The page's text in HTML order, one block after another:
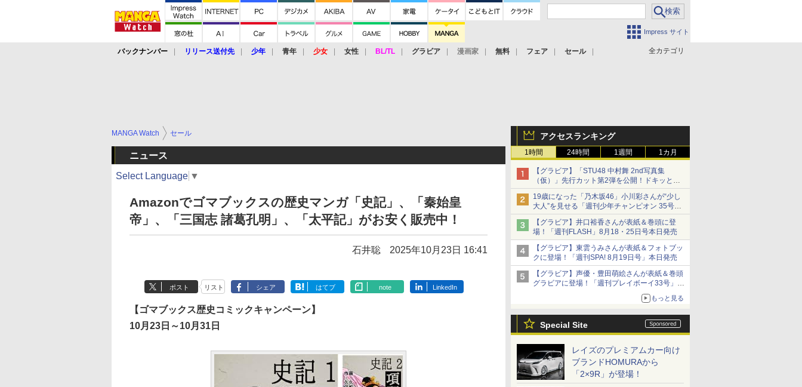
Impress サイト
全カテゴリ
バックナンバー リリース送付先 少年 青年 少女 女性 BL/TL グラビア 漫画家 無料 フェア セール
アクセスランキング
1時間 24時間 1週間 1カ月
【グラビア】「STU48 中村舞 2nd写真集
（仮）」先行カット第2弾を公開！ドキッとす
るランジェリーカットなど新たな挑戦
19歳になった「乃木坂46」小川彩さんが“少し
大人”を見せる「週刊少年チャンピオン 35号」
本日発売
【グラビア】井口裕香さんが表紙＆巻頭に登
場！「週刊FLASH」8月18・25日号本日発売
【グラビア】東雲うみさんが表紙＆フォトブッ
クに登場！「週刊SPA! 8月19日号」本日発売
【グラビア】声優・豊田萌絵さんが表紙＆巻頭
グラビアに登場！「週刊プレイボーイ33号」本
もっと見る
Special Site
レイズのプレミアムカー向け
ブランドHOMURAから
「2×9R」が登場！
MANGA Watch セール
ニュース
Select Language ▼
Amazonでゴマブックスの歴史マンガ「史記」、「秦始皇
帝」、「三国志 諸葛孔明」、「太平記」がお安く販売中！
石井聡 2025年10月23日 16:41
ポスト リスト シェア はてブ note LinkedIn
【ゴマブックス歴史コミックキャンペーン】
10月23日～10月31日